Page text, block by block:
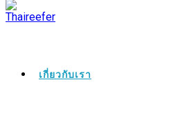
เกี่ยวกับเรา